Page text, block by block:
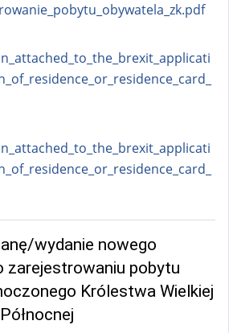
wydanie nowego
zarejestrowaniu pobytu
Królestwa Wielkiej